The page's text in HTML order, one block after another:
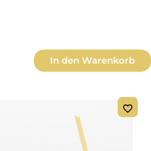
Gib den gewünschten
In den Warenkorb